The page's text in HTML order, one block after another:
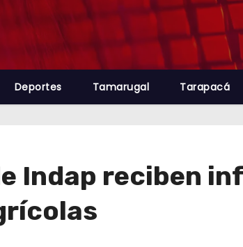
Deportes Tamarugal Tarapacá
Indap reciben